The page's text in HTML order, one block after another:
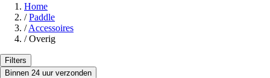
Home
/ Paddle
/ Accessoires
/ Overig
Filters
Binnen 24 uur verzonden